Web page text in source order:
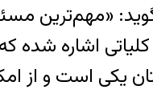
«مهم‌ترین
اشاره شده
یکی است و از